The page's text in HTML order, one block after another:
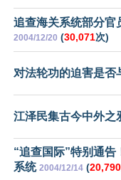
追查海关系统部分官
2004/12/20 (30,071次)
对法轮功的迫害是否
江泽民集古今中外之
“追查国际”特别通
系统 2004/12/14 (20,790